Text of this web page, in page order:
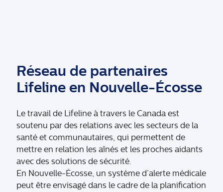
Réseau de partenaires
Lifeline en Nouvelle-Écosse
Le travail de Lifeline à travers le Canada est
soutenu par des relations avec les secteurs de la
santé et communautaires, qui permettent de
mettre en relation les aînés et les proches aidants
avec des solutions de sécurité.
En Nouvelle-Écosse, un système d’alerte médicale
peut être envisagé dans le cadre de la planification